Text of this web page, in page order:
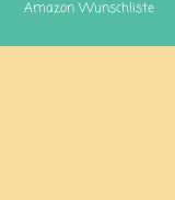
Amazon Wunschliste